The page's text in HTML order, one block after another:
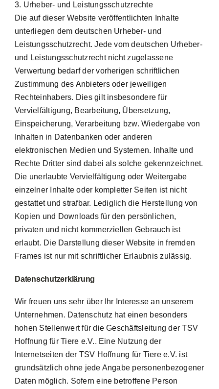
3. Urheber- und Leistungsschutzrechte
Die auf dieser Website veröffentlichten Inhalte
unterliegen dem deutschen Urheber- und
Leistungsschutzrecht. Jede vom deutschen Urheber-
und Leistungsschutzrecht nicht zugelassene
Verwertung bedarf der vorherigen schriftlichen
Zustimmung des Anbieters oder jeweiligen
Rechteinhabers. Dies gilt insbesondere für
Vervielfältigung, Bearbeitung, Übersetzung,
Einspeicherung, Verarbeitung bzw. Wiedergabe von
Inhalten in Datenbanken oder anderen
elektronischen Medien und Systemen. Inhalte und
Rechte Dritter sind dabei als solche gekennzeichnet.
Die unerlaubte Vervielfältigung oder Weitergabe
einzelner Inhalte oder kompletter Seiten ist nicht
gestattet und strafbar. Lediglich die Herstellung von
Kopien und Downloads für den persönlichen,
privaten und nicht kommerziellen Gebrauch ist
erlaubt. Die Darstellung dieser Website in fremden
Frames ist nur mit schriftlicher Erlaubnis zulässig.
Datenschutzerklärung
Wir freuen uns sehr über Ihr Interesse an unserem
Unternehmen. Datenschutz hat einen besonders
hohen Stellenwert für die Geschäftsleitung der TSV
Hoffnung für Tiere e.V.. Eine Nutzung der
Internetseiten der TSV Hoffnung für Tiere e.V. ist
grundsätzlich ohne jede Angabe personenbezogener
Daten möglich. Sofern eine betroffene Person